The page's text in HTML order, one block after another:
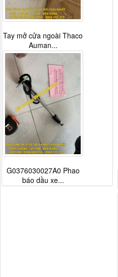
Tay mở cửa ngoài Thaco
Auman...
G0376030027A0 Phao
báo dầu xe...